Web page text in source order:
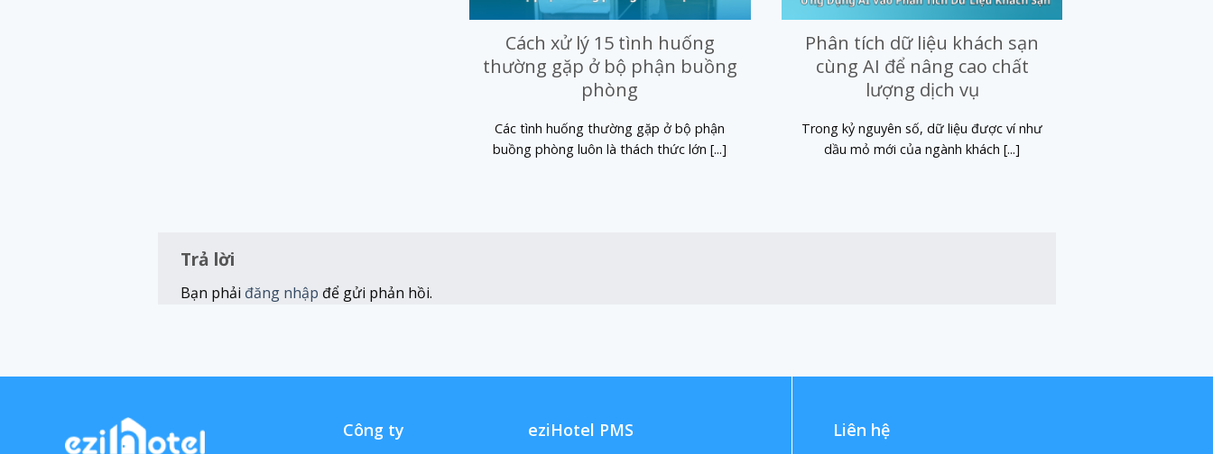
Cách xử lý 15 tình huống
thường gặp ở bộ phận buồng
phòng
Các tình huống thường gặp ở bộ phận
buồng phòng luôn là thách thức lớn [...]
Phân tích dữ liệu khách sạn
cùng AI để nâng cao chất
lượng dịch vụ
Trong kỷ nguyên số, dữ liệu được ví như
dầu mỏ mới của ngành khách [...]
Trả lời
Bạn phải đăng nhập để gửi phản hồi.
Công ty eziHotel PMS Liên hệ